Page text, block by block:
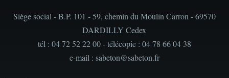
Siège social - B.P. 101 - 59, chemin du Moulin Carron - 69570
DARDILLY Cedex
tél : 04 72 52 22 00 - télécopie : 04 78 66 04 38
e-mail : sabeton@sabeton.fr